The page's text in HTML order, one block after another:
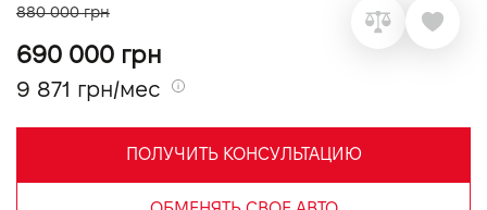
880 000 грн
690 000 грн
9 871 грн/мес
ПОЛУЧИТЬ КОНСУЛЬТАЦИЮ
VIDI Карьера
Контакты
Підпишись на наш канал та слідкуй за
акціями, послугами та новинками